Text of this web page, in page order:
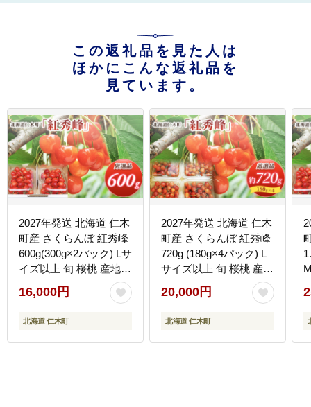
この返礼品を見た人は
ほかにこんな返礼品を
見ています。
2027年発送 北海道 仁木
町産 さくらんぼ 紅秀峰
600g(300g×2パック) Lサ
イズ以上 旬 桜桃 産地直
送 サクランボ チェリー
フルーツ 果物 果物類 仁
木町 仁木 [松山商店]
16,000円
北海道 仁木町
2027年発送 北海道 仁木
町産 さくらんぼ 紅秀峰
720g (180g×4パック) L
サイズ以上 旬 桜桃 産地
直送 サクランボ チェリ
ー フルーツ 果物 果物類
仁木町 仁木 [松山商店]
20,000円
北海道 仁木町